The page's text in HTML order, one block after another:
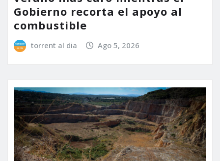
Gobierno recorta el apoyo al
combustible
torrent al dia Ago 5, 2026